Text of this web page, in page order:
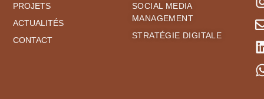
SOCIAL MEDIA
MANAGEMENT
STRATÉGIE DIGITALE
PROJETS
ACTUALITÉS
CONTACT